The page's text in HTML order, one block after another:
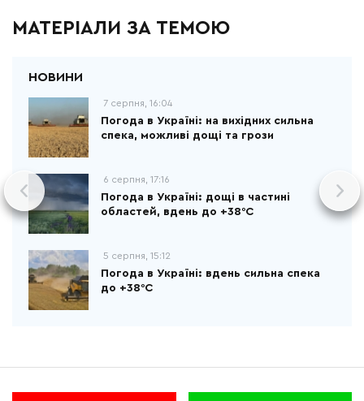
МАТЕРІАЛИ ЗА ТЕМОЮ
7 серпня, 16:04
Погода в Україні: на вихідних сильна
спека, можливі дощі та грози
6 серпня, 17:16
Погода в Україні: дощі в частині
областей, вдень до +38°С
5 серпня, 15:12
Погода в Україні: вдень сильна спека
до +38°С